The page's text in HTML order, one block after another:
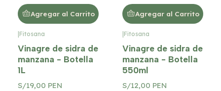
Agregar al Carrito Agregar al Carrito
Fitosana
Vinagre de sidra de
manzana - Botella
1L
S/19,00 PEN
Fitosana
Vinagre de sidra de
manzana - Botella
550ml
S/12,00 PEN